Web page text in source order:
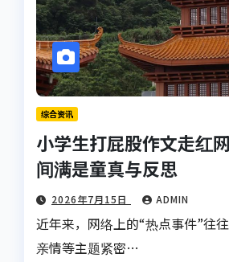
综合资讯
小学生打屁股作文走红
间满是童真与反思
2026年7月15日 ADMIN
近年来，网络上的“热点事件”往
亲情等主题紧密…